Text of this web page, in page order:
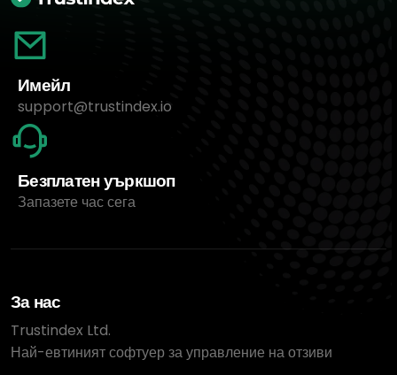
Имейл
support@trustindex.io
Безплатен уъркшоп
Запазете час сега
За нас
Trustindex Ltd.
Най-евтиният софтуер за управление на отзиви